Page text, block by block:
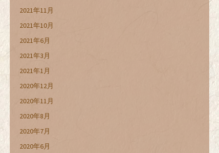
2021年11月
2021年10月
2021年6月
2021年3月
2021年1月
2020年12月
2020年11月
2020年8月
2020年7月
2020年6月